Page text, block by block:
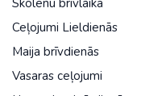
Skolēnu brīvlaikā
Ceļojumi Lieldienās
Maija brīvdienās
Vasaras ceļojumi